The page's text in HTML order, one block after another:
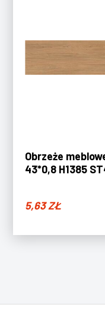
Obrzeże
43*0,8 H1385
5,63ZŁ